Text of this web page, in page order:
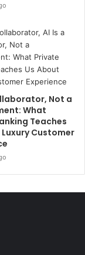
Not a
What
Teaches
Customer